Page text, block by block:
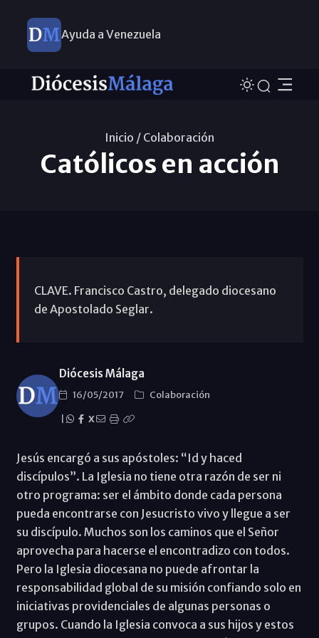
Ayuda a Venezuela
Inicio / Colaboración
Católicos en acción
CLAVE. Francisco Castro, delegado diocesano
de Apostolado Seglar.
Diócesis Málaga
16/05/2017
Colaboración
X
Jesús encargó a sus apóstoles: “Id y haced
discípulos”. La Iglesia no tiene otra razón de ser ni
otro programa: ser el ámbito donde cada persona
pueda encontrarse con Jesucristo vivo y llegue a ser
su discípulo. Muchos son los caminos que el Señor
aprovecha para hacerse el encontradizo con todos.
Pero la Iglesia diocesana no puede afrontar la
responsabilidad global de su misión confiando solo en
iniciativas providenciales de algunas personas o
grupos. Cuando la Iglesia convoca a sus hijos y estos